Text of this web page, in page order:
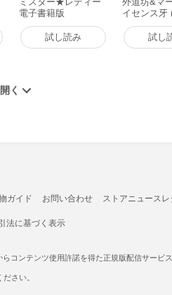
電子書籍版
試し読み
イセンス牙
書籍版
試し
ガイド お問い合わせ ストアニュースレ
法に基づく表示
コンテンツ使用許諾を得た正規版配信サービ
さい。